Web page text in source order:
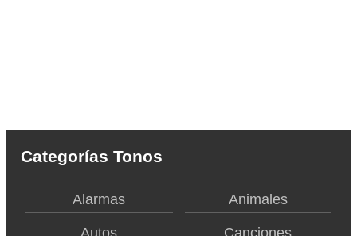
Categorías Tonos
Alarmas Animales
Autos Canciones